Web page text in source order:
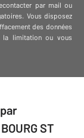
par mail ou
Vous disposez
des données
la limitation ou vous
par
ST